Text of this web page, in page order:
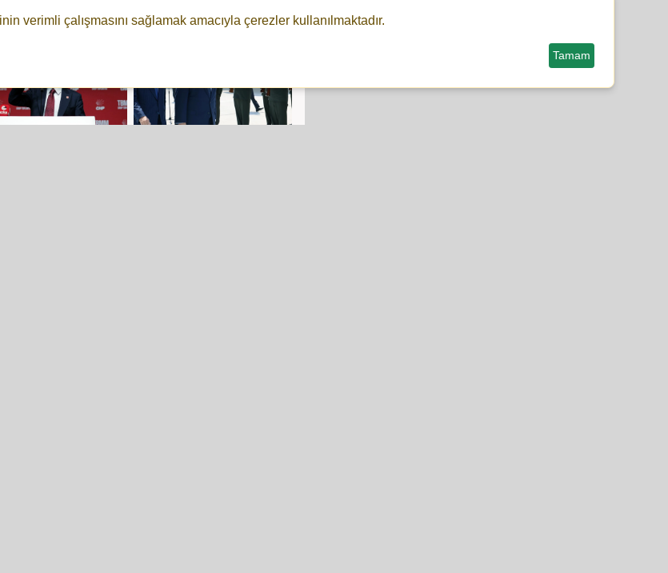
mesajı
verimli çalışmasını sağlamak amacıyla çerezler kullanılmaktadır.
Tamam